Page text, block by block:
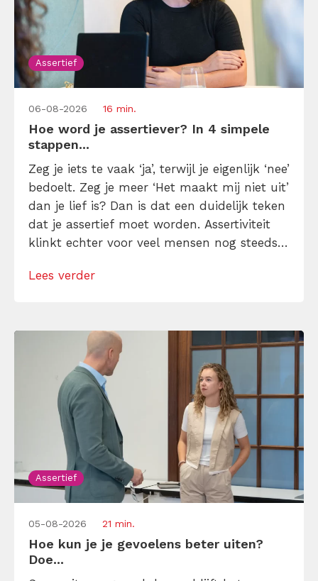
Assertief
06-08-2026 16 min.
Hoe word je assertiever? In 4 simpele
stappen...
Zeg je iets te vaak ‘ja’, terwijl je eigenlijk ‘nee’
bedoelt. Zeg je meer ‘Het maakt mij niet uit’
dan je lief is? Dan is dat een duidelijk teken
dat je assertief moet worden. Assertiviteit
klinkt echter voor veel mensen nog steeds
maar dat is niet zo. Assertiviteit draait juist
Lees verder
Assertief
05-08-2026 21 min.
Hoe kun je je gevoelens beter uiten?
Doe...